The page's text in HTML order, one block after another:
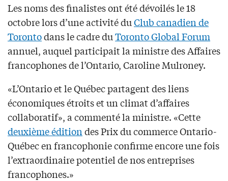
Les noms des finalistes ont été dévoilés le 18
octobre lors d’une activité duClub canadien de
Torontodans le cadre duToronto Global Forum
annuel, auquel participait la ministre des Affaires
francophones de l’Ontario, Caroline Mulroney.
«L’Ontario et le Québec partagent des liens
économiques étroits et un climat d’affaires
collaboratif», a commenté la ministre. «Cette
deuxième éditiondes Prix du commerce Ontario-
Québec en francophonie confirme encore une fois
l’extraordinaire potentiel de nos entreprises
francophones.»